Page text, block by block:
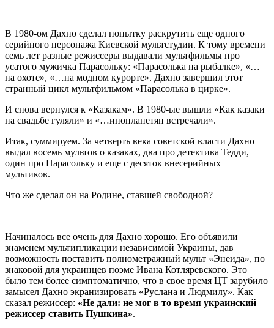
В 1980-ом Дахно сделал попытку раскрутить еще одного
серийного персонажа Киевской мультстудии. К тому времени
семь лет разные режиссеры выдавали мультфильмы про
усатого мужичка Парасольку: «Парасолька на рыбалке», «…
на охоте», «…на модном курорте». Дахно завершил этот
странный цикл мультфильмом «Парасолька в цирке».
И снова вернулся к «Казакам». В 1980-ые вышли «Как казаки
на свадьбе гуляли» и «…инопланетян встречали».
Итак, суммируем. За четверть века советской власти Дахно
выдал восемь мультов о казаках, два про детектива Тедди,
один про Парасольку и еще с десяток внесерийных
мультиков.
Что же сделал он на Родине, ставшей свободной?
Начиналось все очень для Дахно хорошо. Его объявили
знаменем мультипликации независимой Украины, дав
возможность поставить полнометражный мульт «Энеида», по
знаковой для украинцев поэме Ивана Котляревского. Это
было тем более симптоматично, что в свое время ЦТ зарубило
замысел Дахно экранизировать «Руслана и Людмилу». Как
сказал режиссер: «Не дали: не мог в то время украинский
режиссер ставить Пушкина».